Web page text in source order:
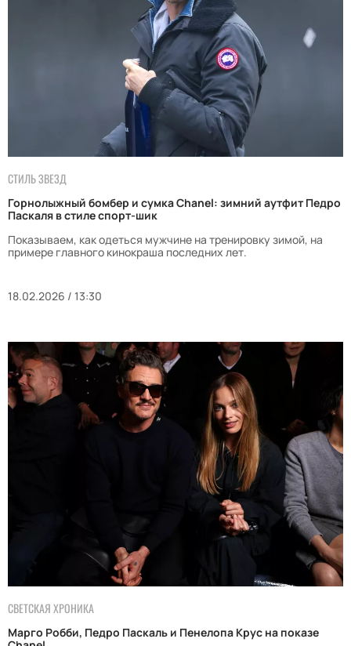
СТИЛЬ ЗВЕЗД
Горнолыжный бомбер и сумка Chanel: зимний аутфит Педро
Паскаля в стиле спорт-шик
Показываем, как одеться мужчине на тренировку зимой, на
примере главного кинокраша последних лет.
18.02.2026 / 13:30
СВЕТСКАЯ ХРОНИКА
Марго Робби, Педро Паскаль и Пенелопа Крус на показе